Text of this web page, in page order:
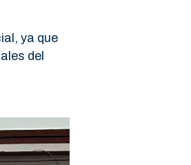
ya que
del